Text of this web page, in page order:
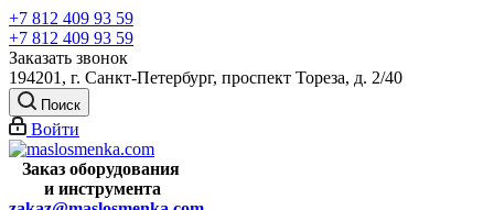
+7 812 409 93 59
+7 812 409 93 59
Заказать звонок
194201, г. Санкт-Петербург, проспект Тореза, д. 2/40
Поиск
Войти
Заказ оборудования
и инструмента